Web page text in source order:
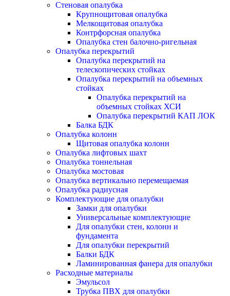
Стеновая опалубка
Крупнощитовая опалубка
Мелкощитовая опалубка
Контрфорсная опалубка
Опалубка стен балочно-ригельная
Опалубка перекрытий
Опалубка перекрытий на
телескопических стойках
Опалубка перекрытий на объемных
стойках
Опалубка перекрытий на
объемных стойках ХСИ
Опалубка перекрытий КАП ЛОК
Балка БДК
Опалубка колонн
Щитовая опалубка колонн
Опалубка лифтовых шахт
Опалубка тоннельная
Опалубка мостовая
Опалубка вертикально перемещаемая
Опалубка радиусная
Комплектующие для опалубки
Замки для опалубки
Универсальные комплектующие
Для опалубки стен, колонн и
фундамента
Для опалубки перекрытий
Балки БДК
Ламинированная фанера для опалубки
Расходные материалы
Эмульсол
Трубка ПВХ для опалубки